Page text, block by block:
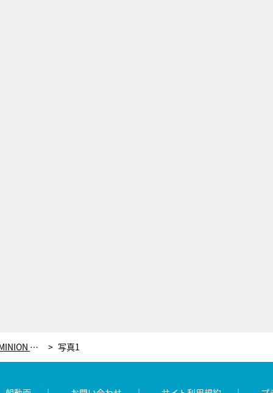
新日本プロレス上半期の天王山「DOMINION 6.14 in OSAKA-JO HALL」放送時間解禁！地上波ゲスト解説に有田哲平 写真1